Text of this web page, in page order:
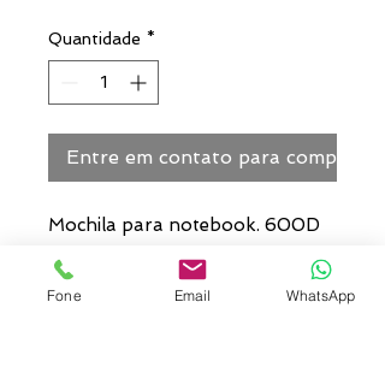
Quantidade *
Entre em contato para comprar
Mochila para notebook. 600D
de alta densidade.
Compartimento principal com
Fone Email WhatsApp